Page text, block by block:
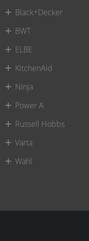
Black+Decker
BWT
ELBE
KitchenAid
Ninja
Power A
Russell Hobbs
Varta
Wahl